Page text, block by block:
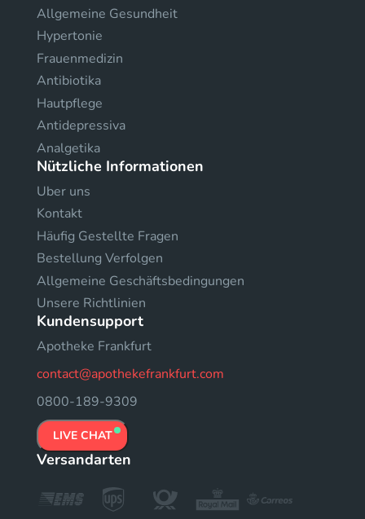
Allgemeine Gesundheit
Hypertonie
Frauenmedizin
Antibiotika
Hautpflege
Antidepressiva
Analgetika
Nützliche Informationen
Uber uns
Kontakt
Häufig Gestellte Fragen
Bestellung Verfolgen
Allgemeine Geschäftsbedingungen
Unsere Richtlinien
Kundensupport
Apotheke Frankfurt
contact@apothekefrankfurt.com
0800-189-9309
LIVE CHAT
Versandarten